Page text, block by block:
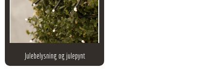
Julebelysning og julepynt